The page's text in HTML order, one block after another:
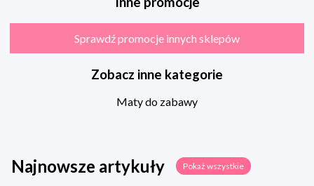
Sprawdź promocje innych sklepów
Zobacz inne kategorie
Maty do zabawy
Najnowsze artykuły Pokaż wszystkie